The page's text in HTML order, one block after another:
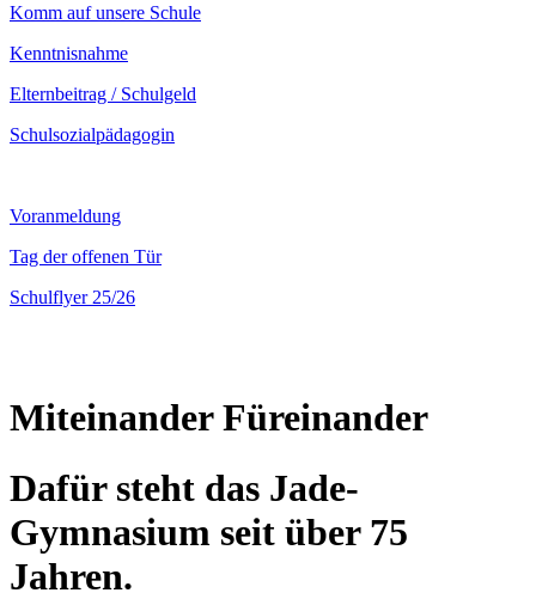
Komm auf unsere Schule
Kenntnisnahme
Elternbeitrag / Schulgeld
Schulsozialpädagogin
Voranmeldung
Tag der offenen Tür
Schulflyer 25/26
Miteinander Füreinander
Dafür steht das Jade-
Gymnasium seit über 75
Jahren.